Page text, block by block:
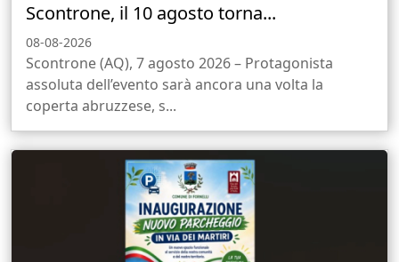
Scontrone, il 10 agosto torna...
08-08-2026
Scontrone (AQ), 7 agosto 2026 – Protagonista
assoluta dell’evento sarà ancora una volta la
coperta abruzzese, s...